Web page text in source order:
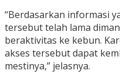
“Berdasarkan informasi
tersebut telah lama
beraktivitas ke kebun.
akses tersebut dapat
mestinya,” jelasnya.